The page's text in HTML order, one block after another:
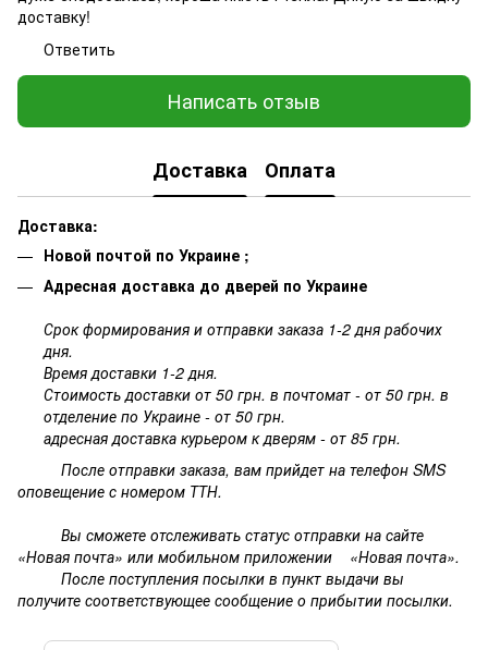
доставку!
Ответить
Написать отзыв
Доставка Оплата
Доставка:
Новой почтой по Украине ;
Адресная доставка до дверей по Украине
Срок формирования и отправки заказа 1-2 дня рабочих
дня.
Время доставки 1-2 дня.
Стоимость доставки от 50 грн. в почтомат - от 50 грн. в
отделение по Украине - от 50 грн.
адресная доставка курьером к дверям - от 85 грн.
После отправки заказа, вам прийдет на телефон SMS
оповещение с номером ТТН.
Вы сможете отслеживать статус отправки на сайте
«Новая почта» или мобильном приложении «Новая почта».
После поступления посылки в пункт выдачи вы
получите соответствующее сообщение о прибытии посылки.